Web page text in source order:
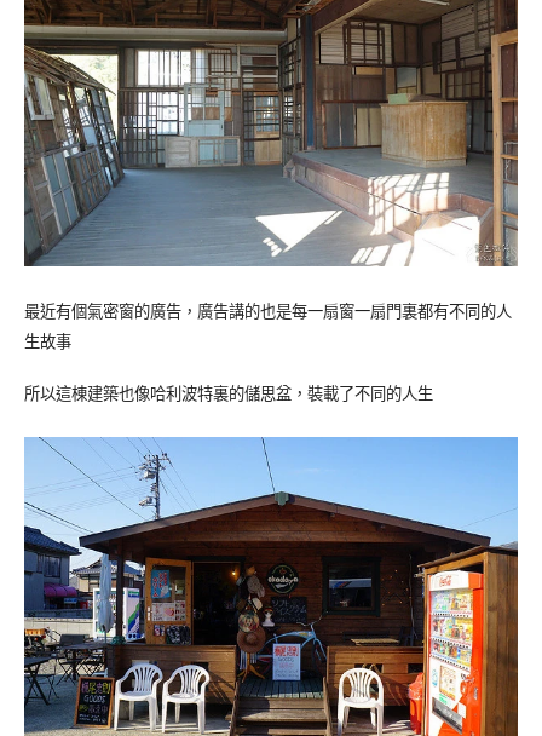
最近有個氣密窗的廣告，廣告講的也是每一扇窗一扇門裏都有不同的人
生故事
所以這棟建築也像哈利波特裏的儲思盆，裝載了不同的人生